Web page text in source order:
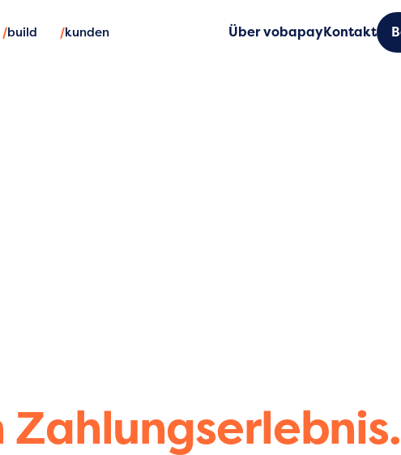
/build /kunden Über vobapayKontakt
Zahlungserlebnis.